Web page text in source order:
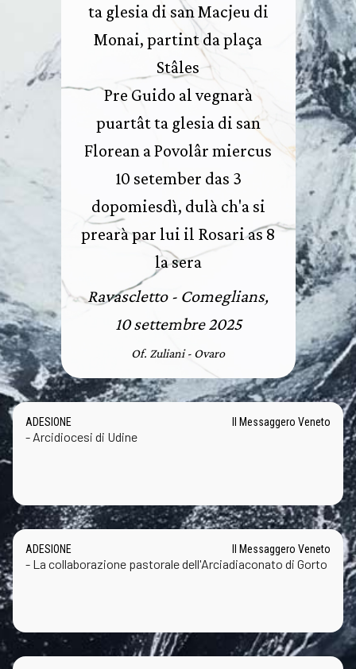
ta glesia di san Macjeu di
Monai, partint da plaça
Stâles
Pre Guido al vegnarà
puartât ta glesia di san
Florean a Povolâr miercus
10 setember das 3
dopomiesdì, dulà ch'a si
prearà par lui il Rosari as 8
la sera
Ravascletto - Comeglians,
10 settembre 2025
Of. Zuliani - Ovaro
ADESIONE Il Messaggero Veneto
- Arcidiocesi di Udine
ADESIONE Il Messaggero Veneto
- La collaborazione pastorale dell'Arciadiaconato di Gorto